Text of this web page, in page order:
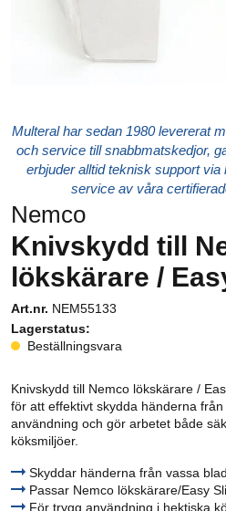
Multeral har sedan 1980 levererat
och service till snabbmatskedjor,
erbjuder alltid teknisk support
service av våra
Nemco
Knivskydd till
lökskärare /
Art.nr. NEM55133
Lagerstatus:
Beställningsvara
Knivskydd till Nemco lökskärare /
för att effektivt skydda händerna
användning och gör arbetet både
köksmiljöer.
Skyddar händerna från vassa blad
Passar Nemco lökskärare/Easy
För trygg användning i hektiska